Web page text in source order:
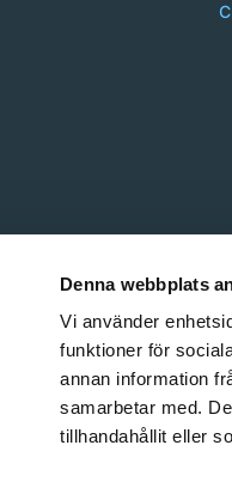
Denna webbplats
Vi använder
funktioner för
annan information
samarbetar med.
tillhandahållit eller